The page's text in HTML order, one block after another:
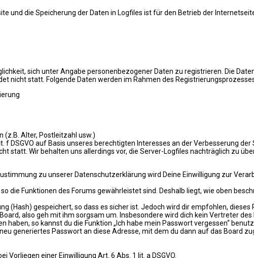
und die Speicherung der Daten in Logfiles ist für den Betrieb der
sich unter Angabe personenbezogener Daten zu registrieren. Die
nicht statt. Folgende Daten werden im Rahmen des
(z.B. Alter, Postleitzahl usw.)
f DSGVO auf Basis unseres berechtigten Interesses an der Verbesserung
statt. Wir behalten uns allerdings vor, die Server-Logfiles nachträglich zu
zu unserer Datenschutzerklärung wird Deine Einwilligung zur
die Funktionen des Forums gewährleistet sind. Deshalb liegt, wie oben
(Hash) gespeichert, so dass es sicher ist. Jedoch wird dir empfohlen,
also geh mit ihm sorgsam um. Insbesondere wird dich kein Vertreter
haben, so kannst du die Funktion „Ich habe mein Passwort vergessen“
generiertes Passwort an diese Adresse, mit dem du dann auf das Board
einer Einwilligung Art. 6 Abs. 1 lit. a DSGVO.